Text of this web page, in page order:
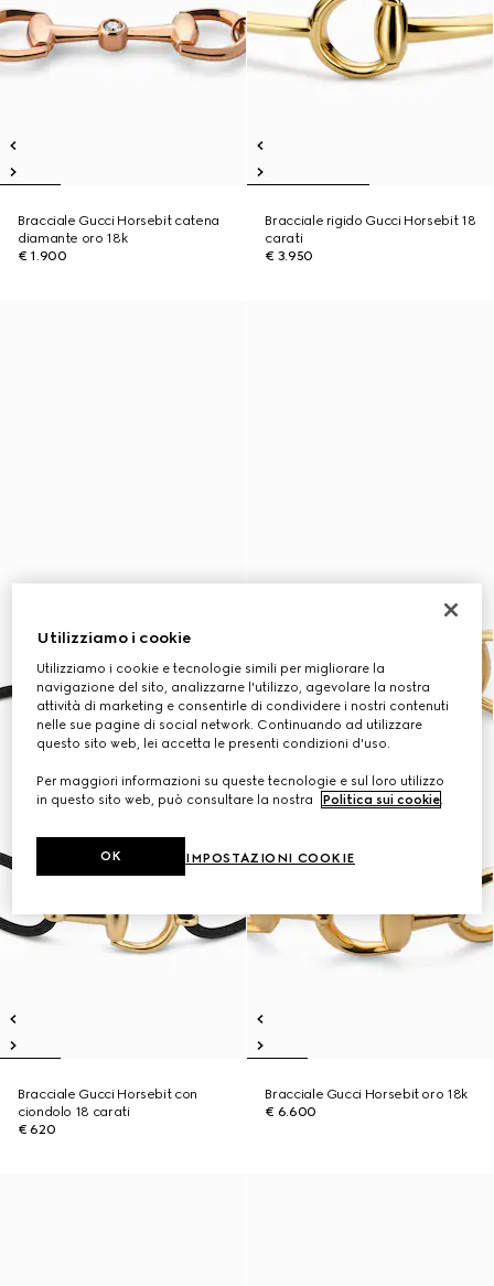
Bracciale Gucci Horsebit catena
diamante oro 18k
€ 1.900
Bracciale rigido Gucci Horsebit 18
carati
€ 3.950
Bracciale Gucci Horsebit con
ciondolo 18 carati
€ 620
Bracciale Gucci Horsebit oro 18k
€ 6.600
Utilizziamo i cookie
Utilizziamo i cookie e tecnologie simili per migliorare la
navigazione del sito, analizzarne l'utilizzo, agevolare la nostra
attività di marketing e consentirle di condividere i nostri contenuti
nelle sue pagine di social network. Continuando ad utilizzare
questo sito web, lei accetta le presenti condizioni d'uso.
Per maggiori informazioni su queste tecnologie e sul loro utilizzo
in questo sito web, può consultare la nostra
Politica sui cookie.
IMPOSTAZIONI COOKIE
OK